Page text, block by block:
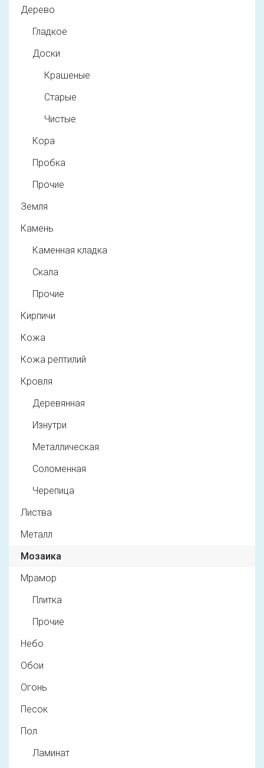
Дерево
Гладкое
Доски
Крашеные
Старые
Чистые
Кора
Пробка
Прочие
Земля
Камень
Каменная кладка
Скала
Прочие
Кирпичи
Кожа
Кожа рептилий
Кровля
Деревянная
Изнутри
Металлическая
Соломенная
Черепица
Листва
Металл
Мозаика
Мрамор
Плитка
Прочие
Небо
Обои
Огонь
Песок
Пол
Ламинат